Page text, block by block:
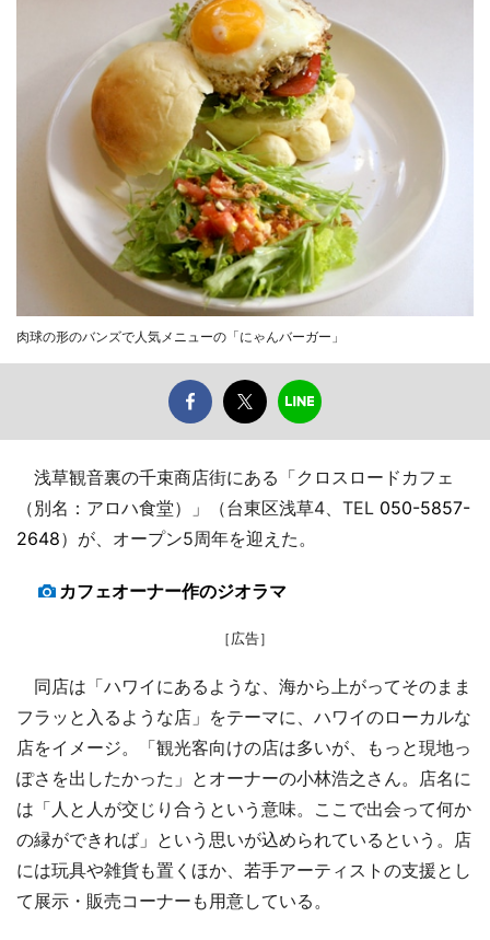
肉球の形のバンズで人気メニューの「にゃんバーガー」
浅草観音裏の千束商店街にある「クロスロードカフェ
（別名：アロハ食堂）」（台東区浅草4、TEL 050-5857-
2648）が、オープン5周年を迎えた。
カフェオーナー作のジオラマ
［広告］
同店は「ハワイにあるような、海から上がってそのまま
フラッと入るような店」をテーマに、ハワイのローカルな
店をイメージ。「観光客向けの店は多いが、もっと現地っ
ぽさを出したかった」とオーナーの小林浩之さん。店名に
は「人と人が交じり合うという意味。ここで出会って何か
の縁ができれば」という思いが込められているという。店
には玩具や雑貨も置くほか、若手アーティストの支援とし
て展示・販売コーナーも用意している。